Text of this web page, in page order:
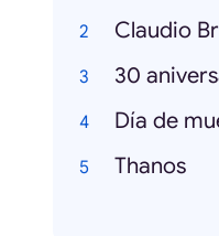
Claudio
30
Día de
Thanos